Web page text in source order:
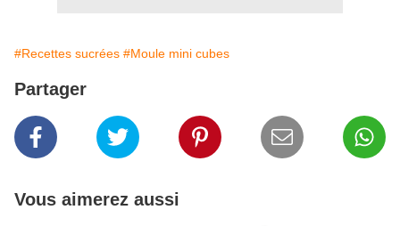
#Recettes sucrées #Moule mini cubes
Partager
Vous aimerez aussi